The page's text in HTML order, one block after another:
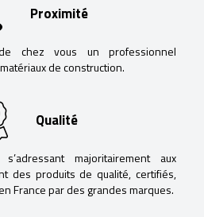
Proximité
chez vous un professionnel
de construction.
Qualité
majoritairement aux
des produits de qualité, certifiés,
France par des grandes marques.